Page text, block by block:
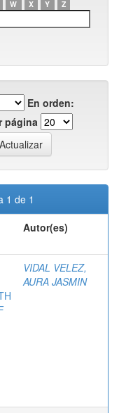
W X Y Z
En orden:
página
1 de 1
Autor(es)
VIDAL VELEZ,
AURA JASMIN